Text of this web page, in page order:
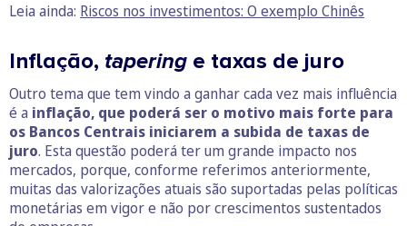
Leia ainda: Riscos nos investimentos: O exemplo Chinês
Inflação, tapering e taxas de juro
Outro tema que tem vindo a ganhar cada vez mais influência
é a inflação, que poderá ser o motivo mais forte para
os Bancos Centrais iniciarem a subida de taxas de
juro. Esta questão poderá ter um grande impacto nos
mercados, porque, conforme referimos anteriormente,
muitas das valorizações atuais são suportadas pelas políticas
monetárias em vigor e não por crescimentos sustentados